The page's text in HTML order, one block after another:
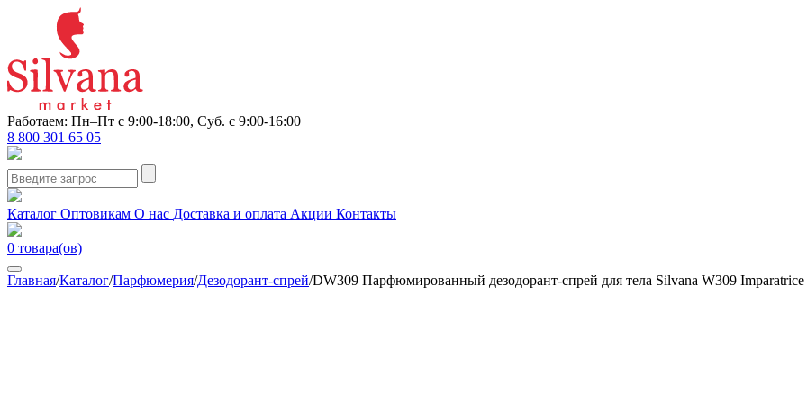
Работаем: Пн–Пт с 9:00-18:00, Суб. с 9:00-16:00
8 800 301 65 05
Каталог Оптовикам О нас Доставка и оплата Акции Контакты
0 товара(ов)
Главная/Каталог/Парфюмерия/Дезодорант-спрей/DW309 Парфюмированный дезодорант-спрей для тела Silvana W309 Imparatrice